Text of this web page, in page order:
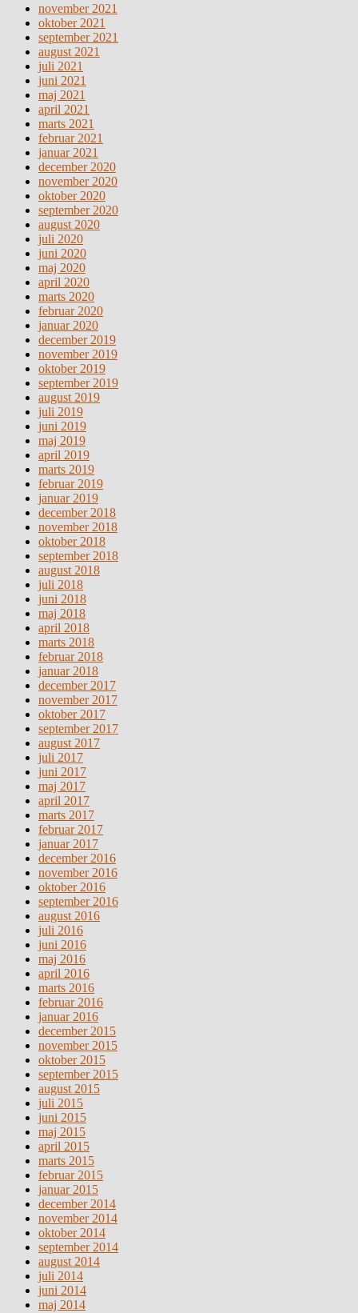
november 2021
oktober 2021
september 2021
august 2021
juli 2021
juni 2021
maj 2021
april 2021
marts 2021
februar 2021
januar 2021
december 2020
november 2020
oktober 2020
september 2020
august 2020
juli 2020
juni 2020
maj 2020
april 2020
marts 2020
februar 2020
januar 2020
december 2019
november 2019
oktober 2019
september 2019
august 2019
juli 2019
juni 2019
maj 2019
april 2019
marts 2019
februar 2019
januar 2019
december 2018
november 2018
oktober 2018
september 2018
august 2018
juli 2018
juni 2018
maj 2018
april 2018
marts 2018
februar 2018
januar 2018
december 2017
november 2017
oktober 2017
september 2017
august 2017
juli 2017
juni 2017
maj 2017
april 2017
marts 2017
februar 2017
januar 2017
december 2016
november 2016
oktober 2016
september 2016
august 2016
juli 2016
juni 2016
maj 2016
april 2016
marts 2016
februar 2016
januar 2016
december 2015
november 2015
oktober 2015
september 2015
august 2015
juli 2015
juni 2015
maj 2015
april 2015
marts 2015
februar 2015
januar 2015
december 2014
november 2014
oktober 2014
september 2014
august 2014
juli 2014
juni 2014
maj 2014